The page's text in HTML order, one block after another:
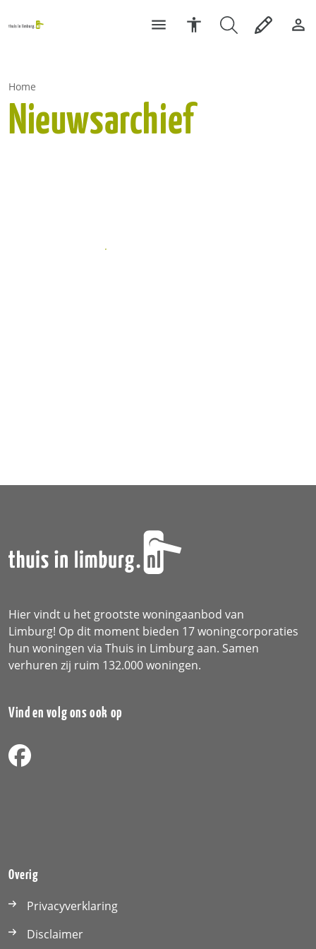
Home
Nieuwsarchief
Over ons
Hier vindt u het grootste woningaanbod van
Limburg! Op dit moment bieden 17 woningcorporaties
hun woningen via Thuis in Limburg aan. Samen
verhuren zij ruim 132.000 woningen.
Vind en volg ons ook op
Overig
Privacyverklaring
Disclaimer